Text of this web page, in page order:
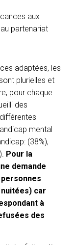
aux
partenariat
adaptées, les
plurielles et
pour chaque
des
mental
(38%),
Pour la
demande
car
à
des